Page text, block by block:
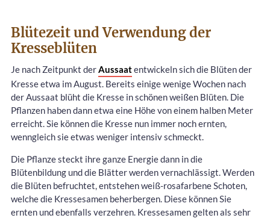
Blütezeit und Verwendung der
Kresseblüten
Je nach Zeitpunkt der Aussaatentwickeln sich die Blüten der
Kresse etwa im August. Bereits einige wenige Wochen nach
der Aussaat blüht die Kresse in schönen weißen Blüten. Die
Pflanzen haben dann etwa eine Höhe von einem halben Meter
erreicht. Sie können die Kresse nun immer noch ernten,
wenngleich sie etwas weniger intensiv schmeckt.
Die Pflanze steckt ihre ganze Energie dann in die
Blütenbildung und die Blätter werden vernachlässigt. Werden
die Blüten befruchtet, entstehen weiß-rosafarbene Schoten,
welche die Kressesamen beherbergen. Diese können Sie
ernten und ebenfalls verzehren. Kressesamen gelten als sehr